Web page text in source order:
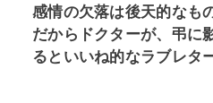
感情の欠落は後天的なも
だからドクターが、弔に
るといいね的なラブレタ